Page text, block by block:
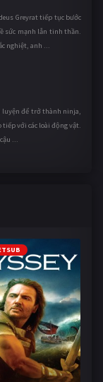
Greyrat tiếp tục bước
sức mạnh lẫn tinh thần.
nghiệt, anh ...
luyện để trở thành ninja,
với các loài động vật.
...